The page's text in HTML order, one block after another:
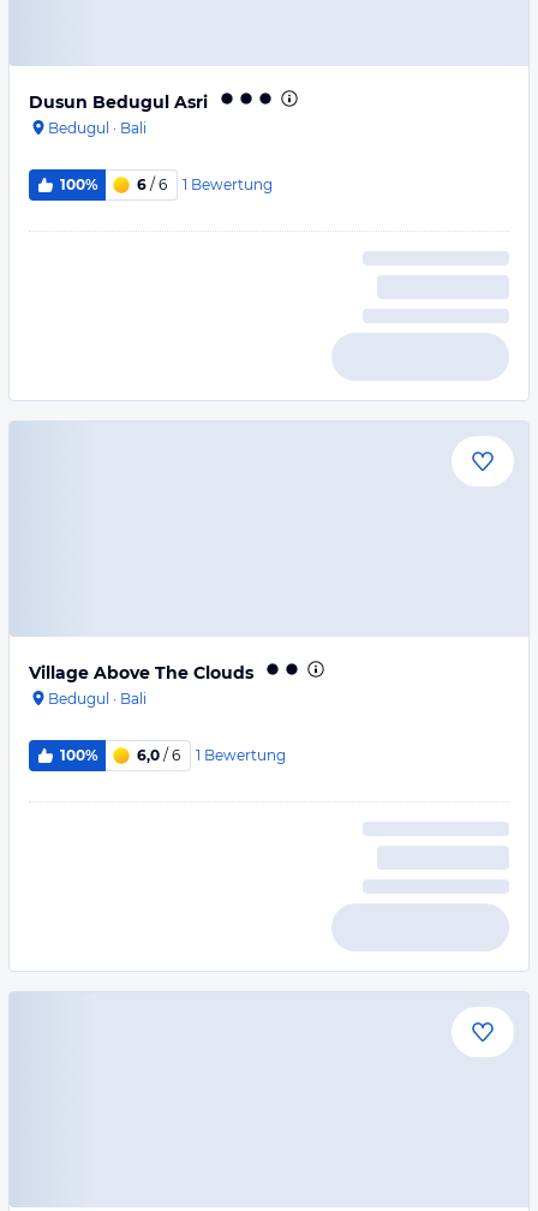
Dusun Bedugul Asri
Bedugul · Bali
100% 6 / 6 1 Bewertung
Village Above The Clouds
Bedugul · Bali
100% 6,0 / 6 1 Bewertung